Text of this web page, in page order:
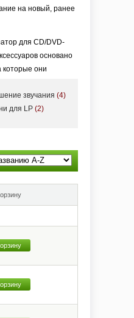
на новый, ранее
для CD/DVD-
основано
которые они
звучания (4)
для LP (2)